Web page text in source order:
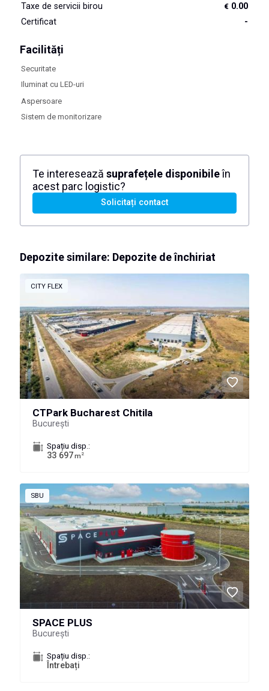
Taxe de servicii birou
€ 0.00
Certificat
-
Facilități
Securitate
Iluminat cu LED-uri
Aspersoare
Sistem de monitorizare
Te interesează suprafețele disponibileîn
acest parc logistic?
Solicitați contact
Depozite similare: Depozite de închiriat
CITY FLEX
CTPark Bucharest Chitila
București
Spațiu disp.:
33 697m 2
SBU
SPACE PLUS
București
Spațiu disp.:
Întrebați